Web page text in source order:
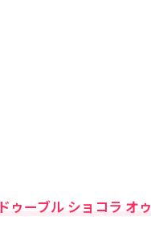
ゥーブル ショコラ オゥ